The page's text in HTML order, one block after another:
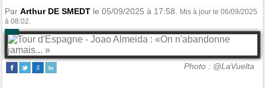
ParArthur DE SMEDT le 05/09/2025 à 17:58.
Mis à jour le 06/09/2025
à 08:02.
Photo : @LaVuelta